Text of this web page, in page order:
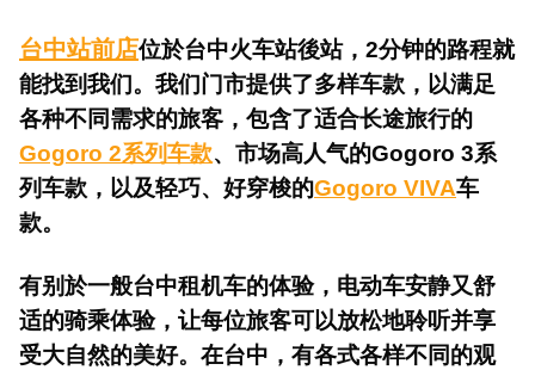
台中站前店位於台中火车站後站，2分钟的路程就
能找到我们。我们门市提供了多样车款，以满足
各种不同需求的旅客，包含了适合长途旅行的
Gogoro 2系列车款、市场高人气的Gogoro 3系
列车款，以及轻巧、好穿梭的Gogoro VIVA车
款。
有别於一般台中租机车的体验，电动车安静又舒
适的骑乘体验，让每位旅客可以放松地聆听并享
受大自然的美好。在台中，有各式各样不同的观